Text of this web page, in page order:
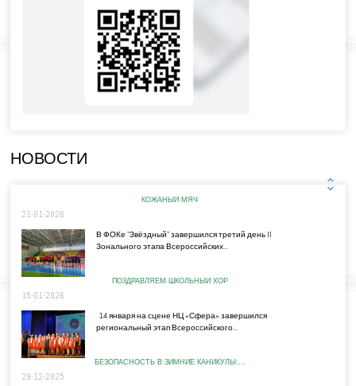
НОВОСТИ
КОЖАНЫЙ МЯЧ
21-01-2026
В ФОКе "Звёздный" завершился третий день II
Зонального этапа Всероссийских...
ПОЗДРАВЛЯЕМ ШКОЛЬНЫЙ ХОР
15-01-2026
14 января на сцене НЦ «Сфера» завершился
региональный этап Всероссийского...
БЕЗОПАСНОСТЬ В ЗИМНИЕ КАНИКУЛЫ:…
29-12-2025